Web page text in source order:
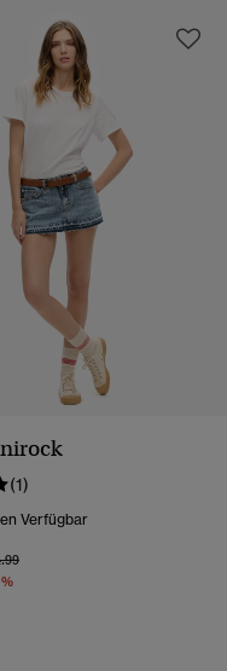
(1)
Verfügbar
Wurde Reduziert Von
Bis